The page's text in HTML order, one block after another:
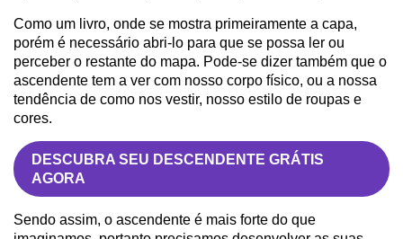
Como um livro, onde se mostra primeiramente a capa,
porém é necessário abri-lo para que se possa ler ou
perceber o restante do mapa. Pode-se dizer também que o
ascendente tem a ver com nosso corpo físico, ou a nossa
tendência de como nos vestir, nosso estilo de roupas e
cores.
DESCUBRA SEU DESCENDENTE GRÁTIS
AGORA
Sendo assim, o ascendente é mais forte do que